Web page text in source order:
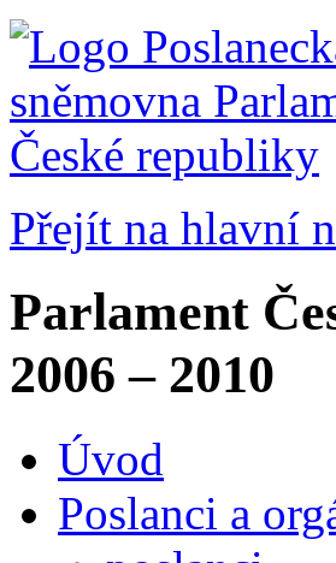
Přejít na hlavní
Parlament
2006 – 2010
Úvod
Poslanci a